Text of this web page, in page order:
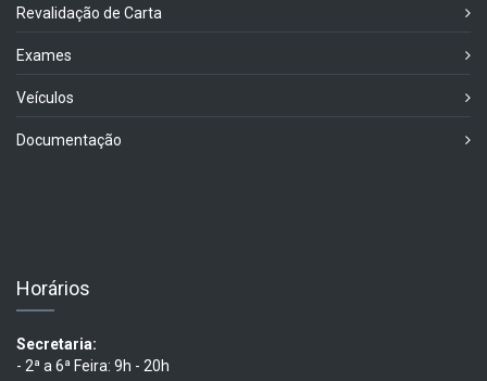
Revalidação de Carta
Exames
Veículos
Documentação
Horários
Secretaria:
- 2ª a 6ª Feira: 9h - 20h